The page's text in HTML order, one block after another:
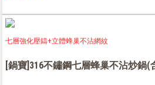
七層強化壓鑄+立體蜂巢不沾網紋
[鍋寶]316不鏽鋼七層蜂巢不沾炒鍋(